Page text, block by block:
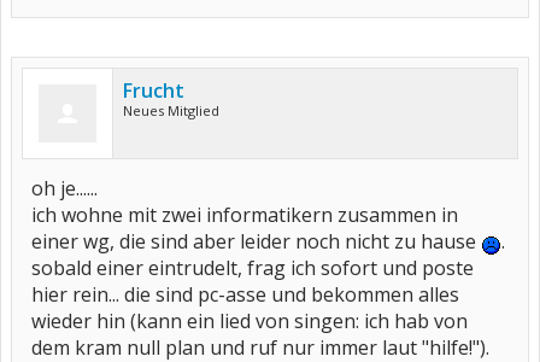
Frucht
Neues Mitglied
oh je......
ich wohne mit zwei informatikern zusammen in
einer wg, die sind aber leider noch nicht zu hause
.
sobald einer eintrudelt, frag ich sofort und poste
hier rein... die sind pc-asse und bekommen alles
wieder hin (kann ein lied von singen: ich hab von
dem kram null plan und ruf nur immer laut "hilfe!").